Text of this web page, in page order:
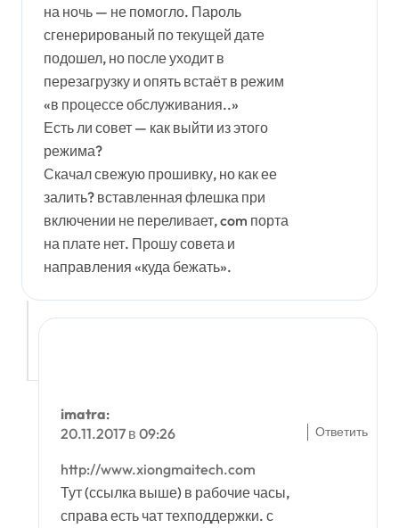
на ночь — не помогло. Пароль
сгенерированый по текущей дате
подошел, но после уходит в
перезагрузку и опять встаёт в режим
«в процессе обслуживания..»
Есть ли совет — как выйти из этого
режима?
Скачал свежую прошивку, но как ее
залить? вставленная флешка при
включении не переливает, com порта
на плате нет. Прошу совета и
направления «куда бежать».
imatra:
20.11.2017 в 09:26
http://www.xiongmaitech.com
Тут (ссылка выше) в рабочие часы,
справа есть чат техподдержки. с
Ответить